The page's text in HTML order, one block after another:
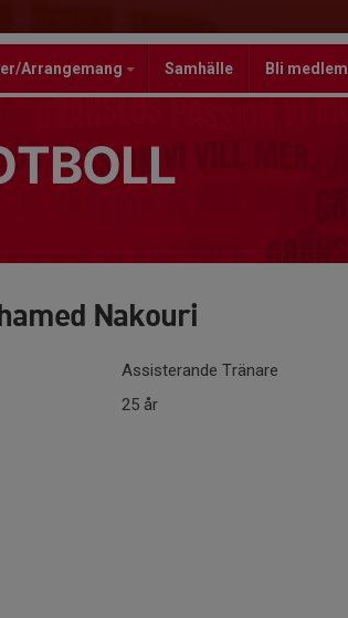
Arrangemang Samhälle Bli medlem
Nakouri
Assisterande Tränare
25 år